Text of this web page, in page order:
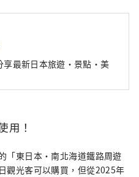
享最新日本旅遊・景點・美
用！
「東日本・南北海道鐵路周遊
觀光客可以購買，但從2025年